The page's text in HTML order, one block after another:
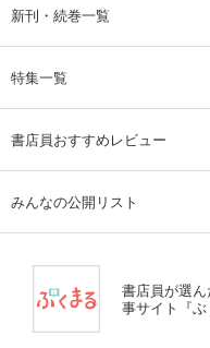
新刊・続巻一覧
特集一覧
書店員おすすめレビュー
みんなの公開リスト
書店員が選
事サイト『ぶ